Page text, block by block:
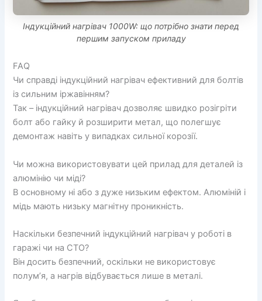
Індукційний нагрівач 1000W: що потрібно знати перед
першим запуском приладу
FAQ
Чи справді індукційний нагрівач ефективний для болтів
із сильним іржавінням?
Так – індукційний нагрівач дозволяє швидко розігріти
болт або гайку й розширити метал, що полегшує
демонтаж навіть у випадках сильної корозії.
Чи можна використовувати цей прилад для деталей із
алюмінію чи міді?
В основному ні або з дуже низьким ефектом. Алюміній і
мідь мають низьку магнітну проникність.
Наскільки безпечний індукційний нагрівач у роботі в
гаражі чи на СТО?
Він досить безпечний, оскільки не використовує
полум’я, а нагрів відбувається лише в металі.